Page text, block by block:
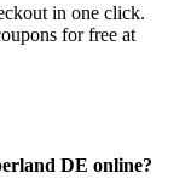
in one click.
for free at
DE online?